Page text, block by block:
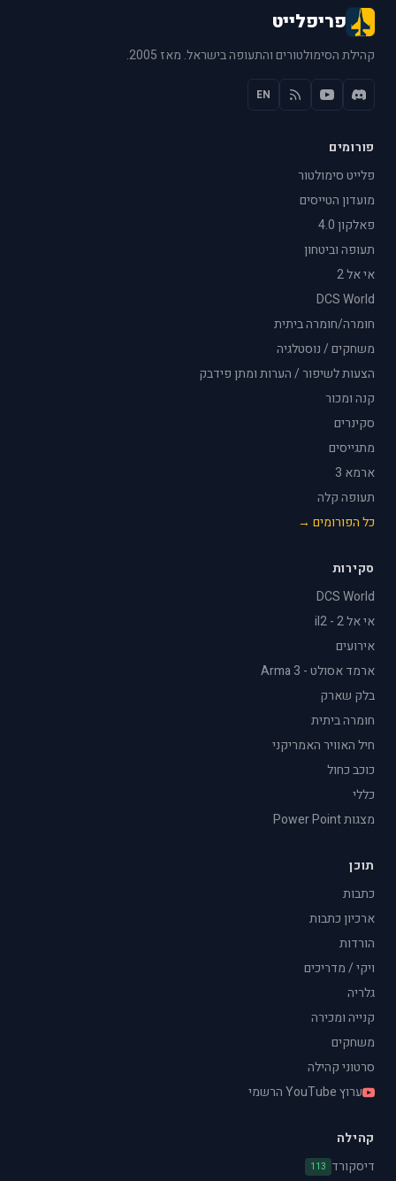
פריפלייט
קהילת הסימולטורים והתעופה בישראל. מאז 2005.
EN
פורומים
פלייט סימולטור
מועדון הטייסים
פאלקון 4.0
תעופה וביטחון
אי אל 2
DCS World
חומרה/חומרה ביתית
משחקים / נוסטלגיה
הצעות לשיפור / הערות ומתן פידבק
קנה ומכור
סקינרים
מתגייסים
ארמא 3
תעופה קלה
כל הפורומים →
סקירות
DCS World
אי אל 2 - il2
אירועים
ארמד אסולט - Arma 3
בלק שארק
חומרה ביתית
חיל האוויר האמריקני
כוכב כחול
כללי
מצגות Power Point
תוכן
כתבות
ארכיון כתבות
הורדות
ויקי / מדריכים
גלריה
קנייה ומכירה
משחקים
סרטוני קהילה
ערוץ YouTube הרשמי
קהילה
דיסקורד 113